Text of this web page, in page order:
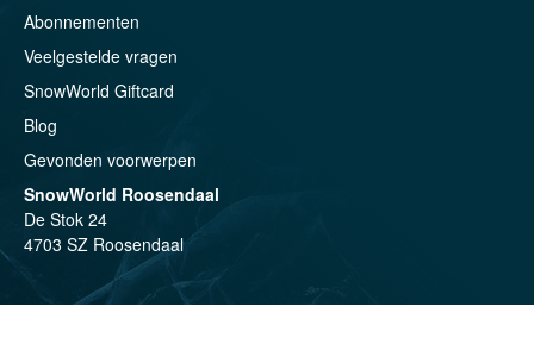
Abonnementen
Veelgestelde vragen
SnowWorld Giftcard
Blog
Gevonden voorwerpen
SnowWorld Roosendaal
De Stok 24
4703 SZ Roosendaal